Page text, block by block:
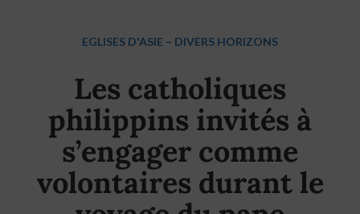
EGLISES D'ASIE – DIVERS HORIZONS
Les catholiques
philippins invités à
s’engager comme
volontaires durant le